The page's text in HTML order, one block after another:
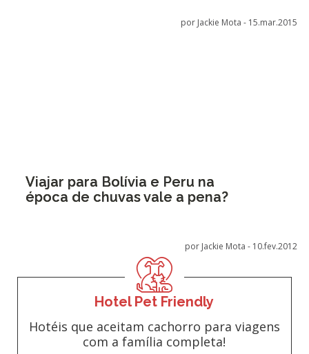
por Jackie Mota - 15.mar.2015
Viajar para Bolívia e Peru na
época de chuvas vale a pena?
por Jackie Mota - 10.fev.2012
Hotel Pet Friendly
Hotéis que aceitam cachorro para viagens
com a família completa!